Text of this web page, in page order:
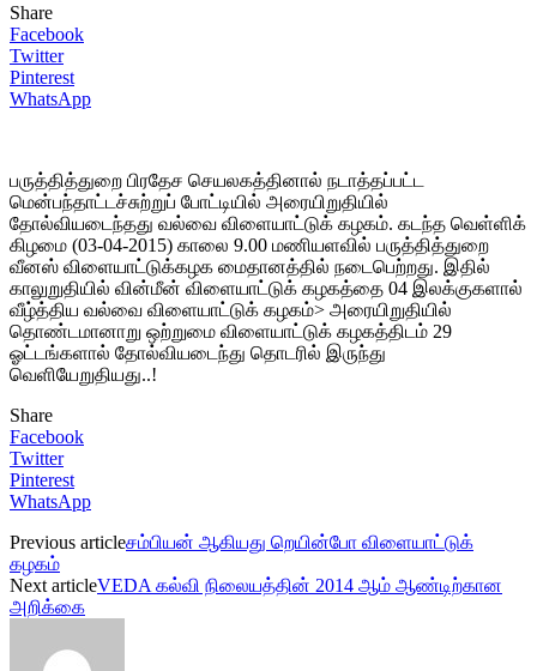
Share
Facebook
Twitter
Pinterest
WhatsApp
பருத்தித்துறை பிரதேச செயலகத்தினால் நடாத்தப்பட்ட
மென்பந்தாட்டச்சுற்றுப் போட்டியில் அரையிறுதியில்
தோல்வியடைந்தது வல்வை விளையாட்டுக் கழகம். கடந்த வெள்ளிக்
கிழமை (03-04-2015) காலை 9.00 மணியளவில் பருத்தித்துறை
வீனஸ் விளையாட்டுக்கழக மைதானத்தில் நடைபெற்றது. இதில்
காலுறுதியில் வின்மீன் விளையாட்டுக் கழகத்தை 04 இலக்குகளால்
வீழ்த்திய வல்வை விளையாட்டுக் கழகம்> அரையிறுதியில்
தொண்டமானாறு ஒற்றுமை விளையாட்டுக் கழகத்திடம் 29
ஓட்டங்களால் தோல்வியடைந்து தொடரில் இருந்து
வெளியேறுதியது..!
Share
Facebook
Twitter
Pinterest
WhatsApp
Previous articleசம்பியன் ஆகியது றெயின்போ விளையாட்டுக்
கழகம்
Next articleVEDA கல்வி நிலையத்தின் 2014 ஆம் ஆண்டிற்கான
அறிக்கை